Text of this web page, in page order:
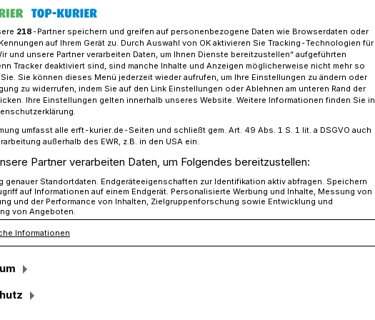
und die „Neules“
den Baum kommt
und die
und Weihnachtszeit wie Christbaum
dem Jesus-Kind, Maria und Josef,
Weisen aus dem Morgenland. Die
Prominenten aus der Stadt über ihre
dabei kam so manche Besonderheit
218-Partner speichern und greifen auf personenbezogene Daten wie Browserdaten oder
auf Ihrem Gerät zu. Durch Auswahl von OK aktivieren Sie Tracking-Technologien für
und unsere Partner verarbeiten Daten, um Ihnen Dienste bereitzustellen“ aufgeführten
Tracker deaktiviert sind, sind manche Inhalte und Anzeigen möglicherweise nicht mehr so
Sie können dieses Menü jederzeit wieder aufrufen, um Ihre Einstellungen zu ändern oder
zu widerrufen, indem Sie auf den Link Einstellungen oder Ablehnen am unteren Rand der
Ihre Einstellungen gelten innerhalb unseres Website. Weitere Informationen finden Sie in
umfasst alle erft-kurier.de-Seiten und schließt gem. Art. 49 Abs. 1 S. 1 lit. a DSGVO auch
außerhalb des EWR, z.B. in den USA ein.
Partner verarbeiten Daten, um Folgendes bereitzustellen:
genauer Standortdaten. Endgeräteeigenschaften zur Identifikation aktiv abfragen. Speichern
auf Informationen auf einem Endgerät. Personalisierte Werbung und Inhalte, Messung von
und der Performance von Inhalten, Zielgruppenforschung sowie Entwicklung und
von Angeboten.
Informationen